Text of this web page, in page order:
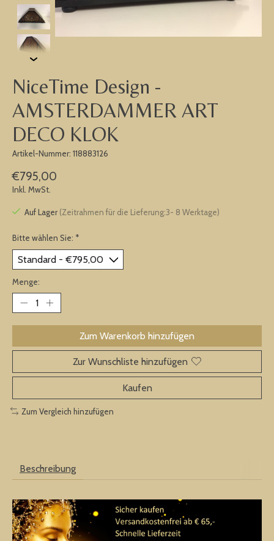
NiceTime Design -
AMSTERDAMMER ART
DECO KLOK
Artikel-Nummer: 118883126
€795,00
Inkl. MwSt.
Auf Lager (Zeitrahmen für die Lieferung:3- 8 Werktage)
Bitte wählen Sie: *
Menge:
Zum Warenkorb hinzufügen
Zur Wunschliste hinzufügen
Kaufen
Zum Vergleich hinzufügen
Beschreibung